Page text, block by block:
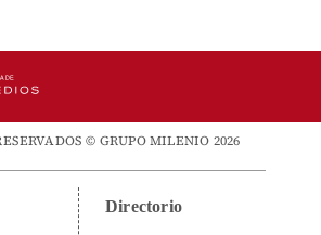
© GRUPO MILENIO 2026
Directorio